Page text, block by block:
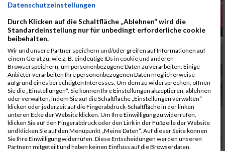
Datenschutzeinstellungen
Durch Klicken auf die Schaltfläche „Ablehnen“ wird die
Standardeinstellung nur für unbedingt erforderliche cookie
beibehalten.
Wir und unsere Partner speichern und/oder greifen auf Informationen auf
einem Gerät zu, wie z. B. eindeutige IDs in cookie und anderen
Browserspeichern, um personenbezogene Daten zu verarbeiten. Einige
Anbieter verarbeiten Ihre personenbezogenen Daten möglicherweise
aufgrund eines berechtigten Interesses. Um dem zu widersprechen, öffnen
Sie die „Einstellungen“. Sie können Ihre Einstellungen akzeptieren, ablehnen
oder verwalten, indem Sie auf die Schaltfläche „Einstellungen verwalten“
klicken oder jederzeit auf die Fingerabdruck-Schaltfläche in der linken
unteren Ecke der Website klicken. Um Ihre Einwilligung zu widerrufen,
klicken Sie auf den Fingerabdruck oder den Link in der Fußzeile der Website
und klicken Sie auf den Menüpunkt „Meine Daten“. Auf dieser Seite können
Sie Ihre Einwilligung widerrufen. Diese Entscheidungen werden unseren
Partnern mitgeteilt und haben keinen Einfluss auf die Browserdaten.